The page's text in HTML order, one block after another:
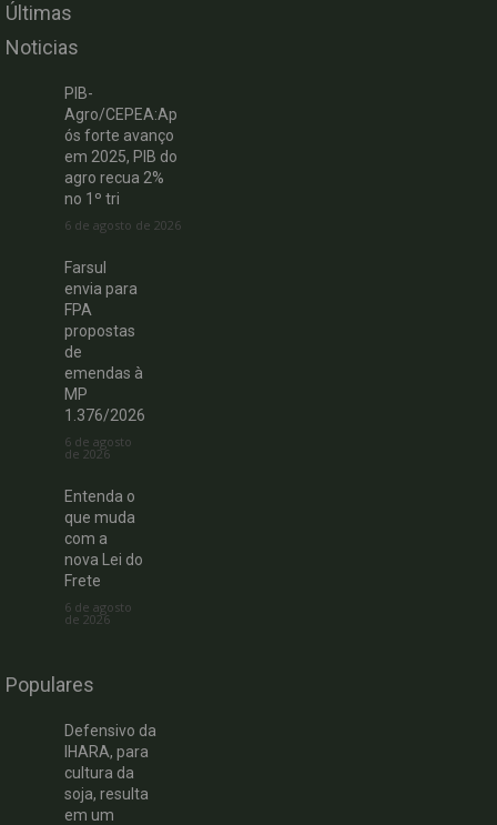
Últimas
Noticias
PIB-
Agro/CEPEA:Ap
ós forte avanço
em 2025, PIB do
agro recua 2%
no 1º tri
6 de agosto de 2026
Farsul
envia para
FPA
propostas
de
emendas à
MP
1.376/2026
6 de agosto
de 2026
Entenda o
que muda
com a
nova Lei do
Frete
6 de agosto
de 2026
Populares
Defensivo da
IHARA, para
cultura da
soja, resulta
em um